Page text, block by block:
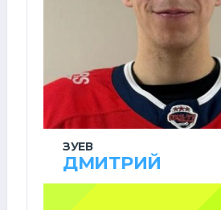
ЗУЕВ
ДМИТРИЙ